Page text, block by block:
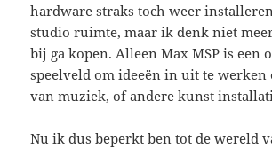
hardware straks toch weer
studio ruimte, maar ik denk niet
bij ga kopen. Alleen Max MSP is een
speelveld om ideeën in uit te werken
van muziek, of andere kunst
Nu ik dus beperkt ben tot de wereld